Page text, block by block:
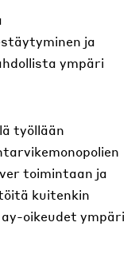
ja
ympäri
työllään
toimintaan ja
kuitenkin
oikeudet ympäri